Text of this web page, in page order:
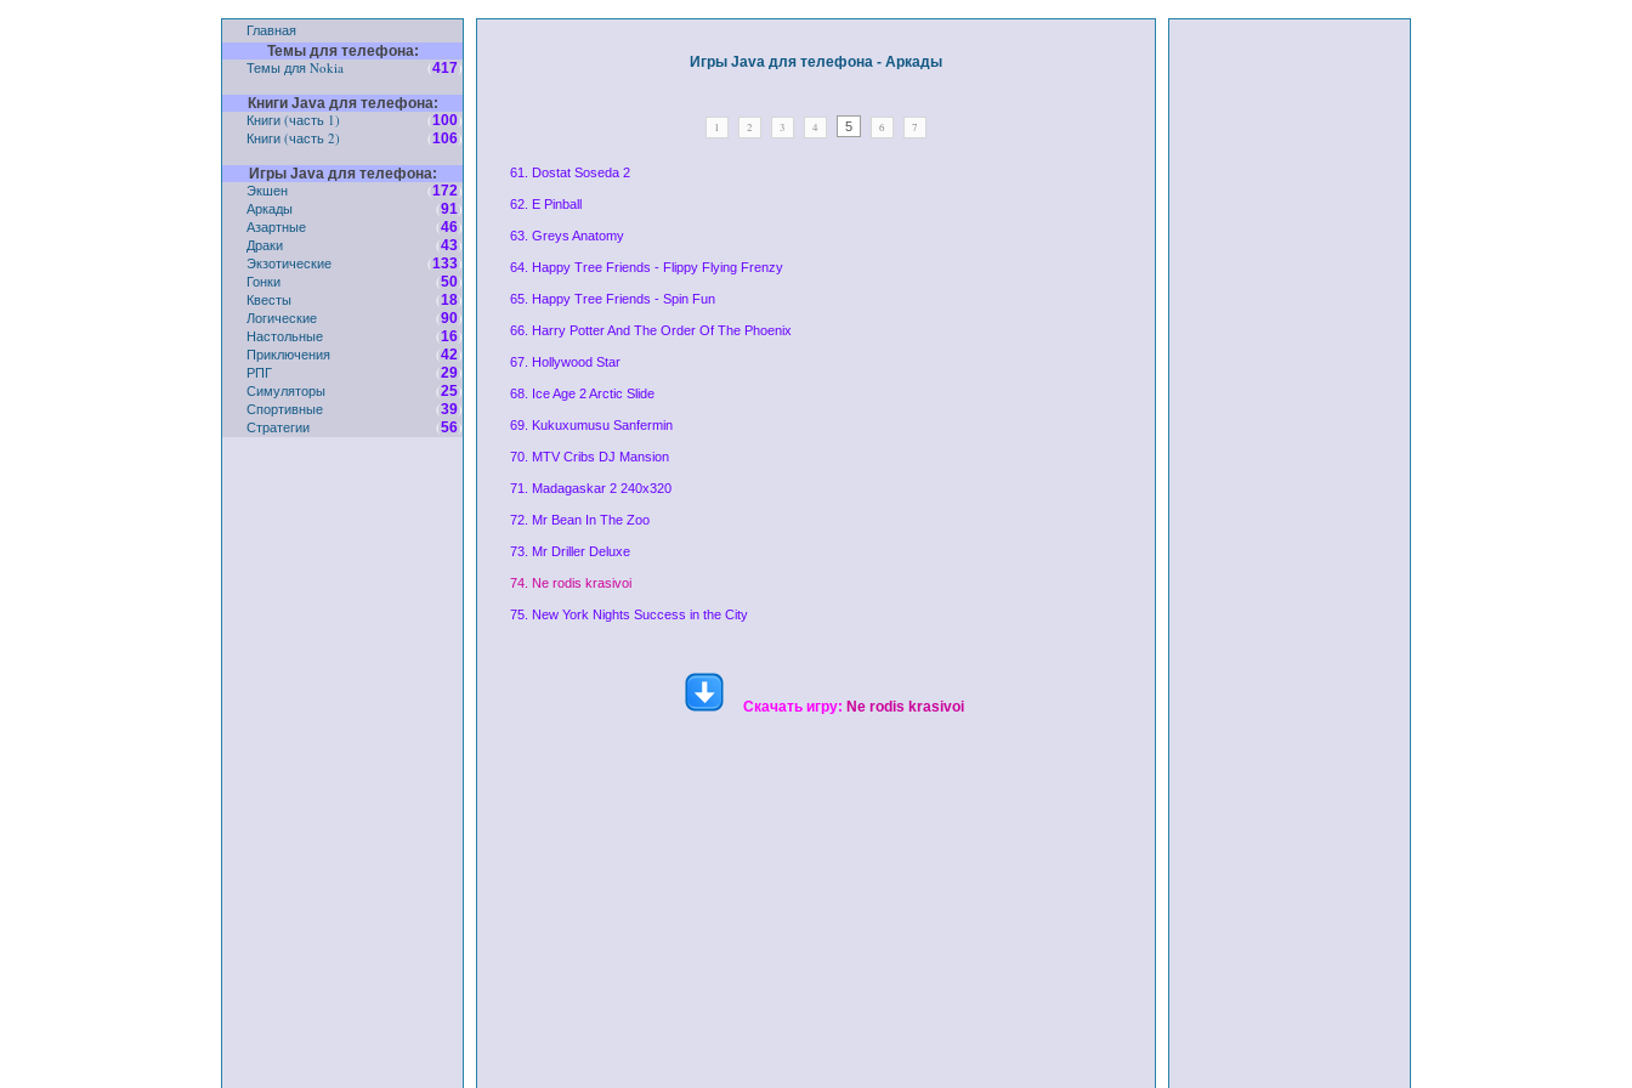
Главная
Темы для телефона:
Темы для Nokia (417)
Книги Java для телефона:
Книги (часть 1) (100)
Книги (часть 2)
(106)
Игры Java для телефона:
Экшен (172)
Аркады
(91)
Азартные
(46)
Драки
(43)
Экзотические
(133)
Гонки
(50)
Квесты
(18)
Логические
(90)
Настольные
(16)
Приключения
(42)
РПГ
(29)
Симуляторы
(25)
Спортивные
(39)
Стратегии
(56)
Игры Java для телефона - Аркады
1 2 3 4 5 6 7
61. Dostat Soseda 2
62. E Pinball
63. Greys Anatomy
64. Happy Tree Friends - Flippy Flying Frenzy
65. Happy Tree Friends - Spin Fun
66. Harry Potter And The Order Of The Phoenix
67. Hollywood Star
68. Ice Age 2 Arctic Slide
69. Kukuxumusu Sanfermin
70. MTV Cribs DJ Mansion
71. Madagaskar 2 240x320
72. Mr Bean In The Zoo
73. Mr Driller Deluxe
74. Ne rodis krasivoi
75. New York Nights Success in the City
Скачать игру: Ne rodis krasivoi